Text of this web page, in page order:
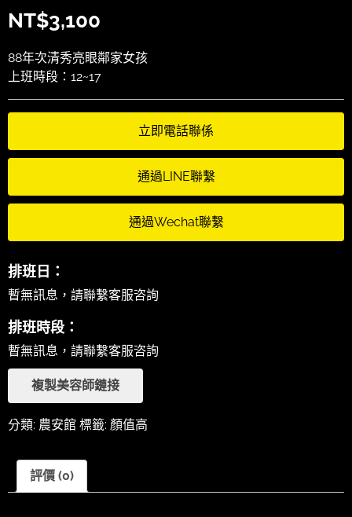
NT$3,100
88年次清秀亮眼鄰家女孩
上班時段：12~17
立即電話聯係
通過LINE聯繫
通過Wechat聯繫
排班日：
暫無訊息，請聯繫客服咨詢
排班時段：
暫無訊息，請聯繫客服咨詢
複製美容師鏈接
分類: 農安館 標籤: 顏值高
評價 (0)